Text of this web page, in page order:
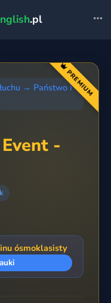
.pl
PREMIUM
→ Państwo i
-
ósmoklasisty